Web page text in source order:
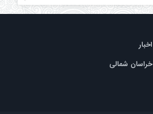
اخبار
خراسان شمالی